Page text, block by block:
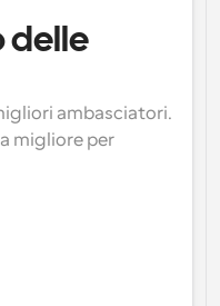
delle
ambasciatori.
migliore per